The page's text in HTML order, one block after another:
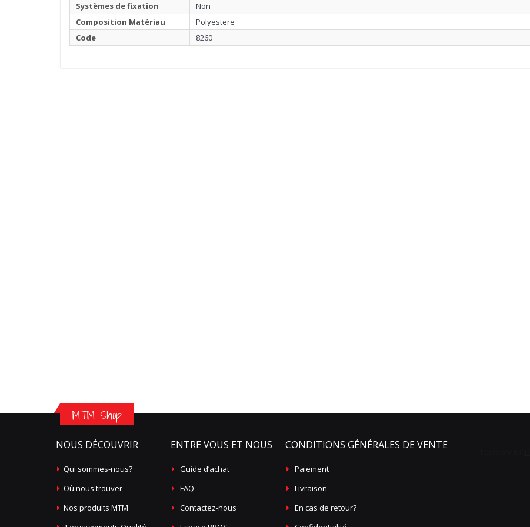
Systèmes de fixation
Non
Composition Matériau
Polyestere
Code
8260
MTM Shop
NOUS DÉCOUVRIR
Qui sommes-nous?
Où nous trouver
Nos produits MTM
ENTRE VOUS ET NOUS
Guide d’achat
FAQ
Contactez-nous
CONDITIONS GÉNÉRALES DE VENTE
Paiement
Livraison
En cas de retour?